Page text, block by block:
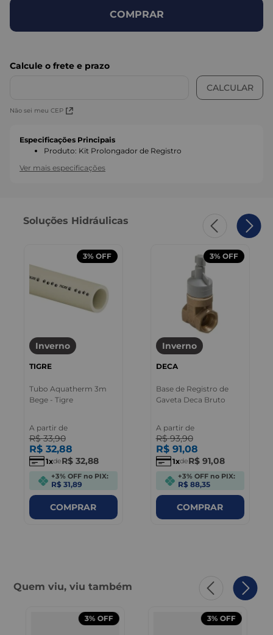
COMPRAR
Não sei meu CEP
Especificações Principais
Produto: Kit Prolongador de Registro
Ver mais especificações
Soluções Hidráulicas
3% OFF
Inverno
TIGRE
Tubo Aquatherm 3m
Bege - Tigre
A partir de
R$ 33,90
R$ 32,88
1 deR$ 32,88
+3% OFF no PIX:
R$ 31,89
COMPRAR
3% OFF
Inverno
DECA
Base de Registro de
Gaveta Deca Bruto
A partir de
R$ 93,90
R$ 91,08
1 deR$ 91,08
+3% OFF no PIX:
R$ 88,35
COMPRAR
Quem viu, viu também
3% OFF 3% OFF